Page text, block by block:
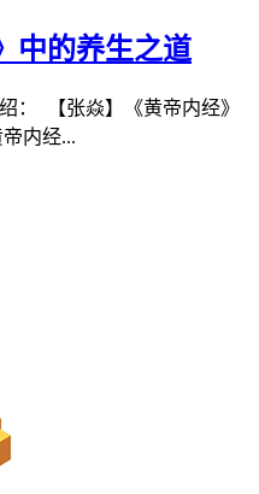
中的养生之道
： 【张焱】《黄帝内经》
内经...